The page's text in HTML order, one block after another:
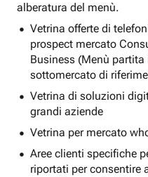
alberatura del menù.
Vetrina offerte di
prospect mercato
Business (Menù
sottomercato di
Vetrina di soluzioni
grandi aziende
Vetrina per mercato
Aree clienti specifiche
riportati per consentire